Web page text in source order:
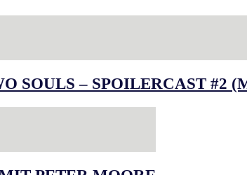
SOULS – SPOILERCAST #2